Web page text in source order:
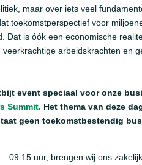
maar over iets veel
toekomstperspectief voor
Dat is óók een economische
arbeidskrachten en
event speciaal voor onze
Summit. Het thema van deze
geen toekomstbestendig
09.15 uur, brengen wij ons